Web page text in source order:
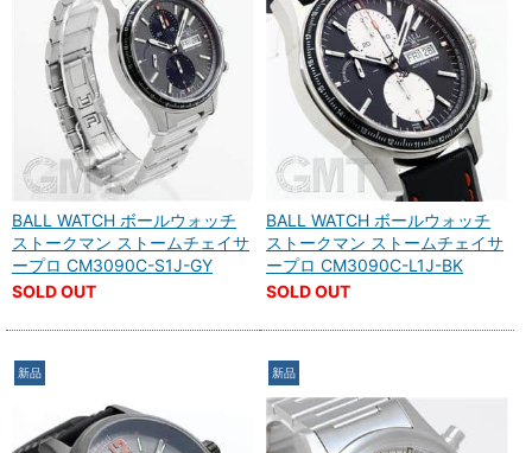
BALL WATCH ボールウォッチ
ストークマン ストームチェイサ
ープロ CM3090C-S1J-GY
SOLD OUT
BALL WATCH ボールウォッチ
ストークマン ストームチェイサ
ープロ CM3090C-L1J-BK
SOLD OUT
新品 新品